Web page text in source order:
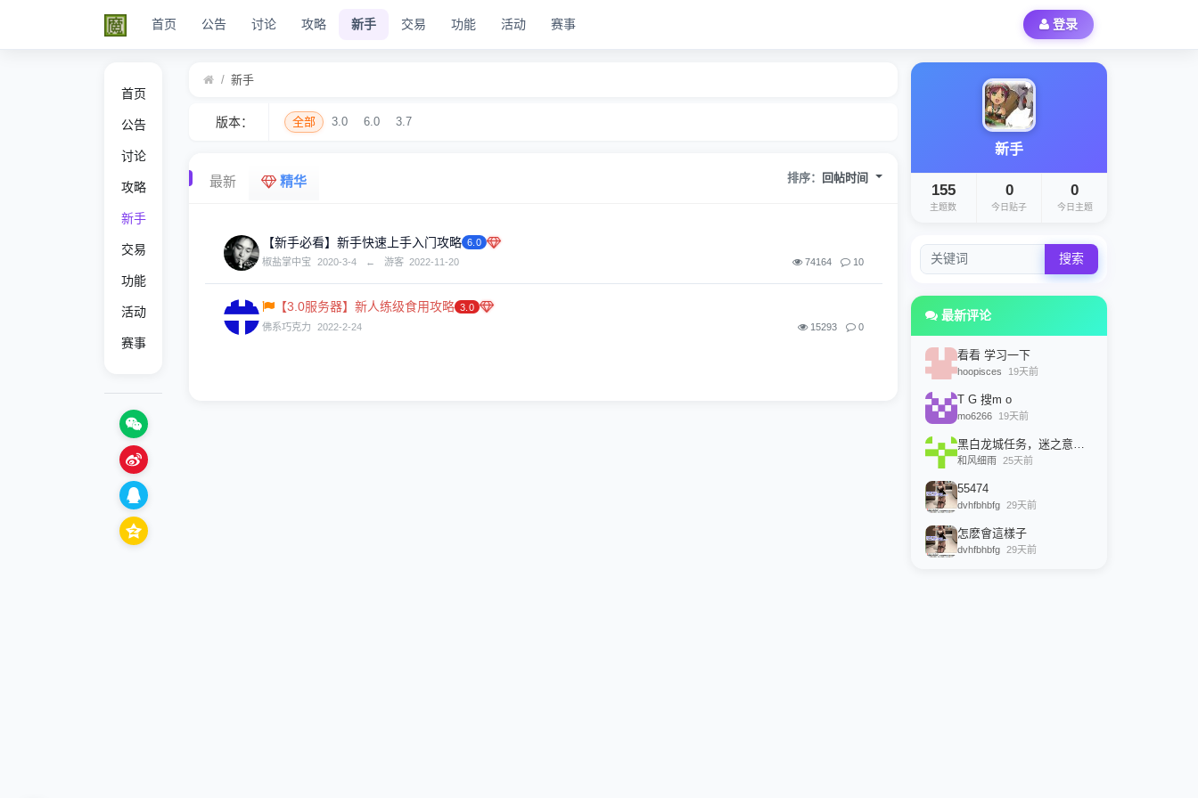
首页 公告 讨论 攻略 新手 交易 功能 活动 赛事 登录
首页
公告
讨论
攻略
新手
交易
功能
活动
赛事
/ 新手
版本： 全部 3.0 6.0 3.7
最新 精华 排序： 回帖时间
【新手必看】新手快速上手入门攻略 6.0
椒盐掌中宝
2020-3-4 ← 游客 2022-11-20 74164 10
【3.0服务器】新人练级食用攻略 3.0
佛系巧克力
2022-2-24 15293 0
新手
155
主题数
0
今日贴子
0
今日主题
搜索
最新评论
看看 学习一下
hoopisces 19天前
T G 搜m o
mo6266 19天前
黑白龙城任务，迷之意志路线，和老龙说话，选是：黑色意志，
和风细雨 25天前
55474
dvhfbhbfg 29天前
怎麽會這樣子
dvhfbhbfg 29天前